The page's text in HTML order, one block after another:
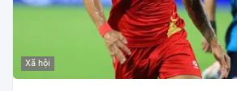
Xã hội